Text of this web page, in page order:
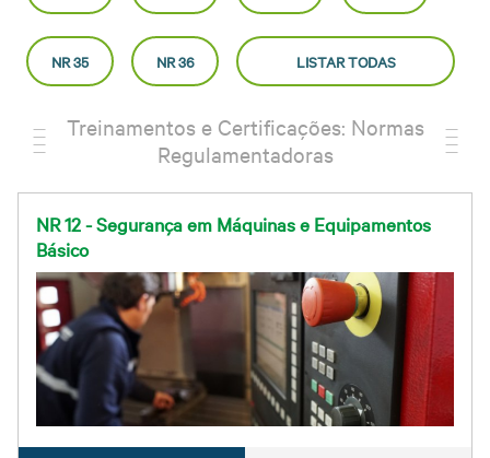
NR 35 NR 36 LISTAR TODAS
Treinamentos e Certificações: Normas
Regulamentadoras
NR 12 - Segurança em Máquinas e Equipamentos
Básico